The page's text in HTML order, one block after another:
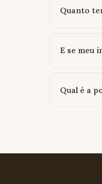
Quanto
E se meu
Qual é a